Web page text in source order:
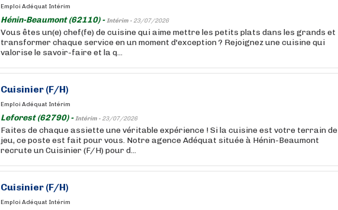
Emploi Adéquat Intérim
Hénin-Beaumont (62110) -Intérim - 23/07/2026
Vous êtes un(e) chef(fe) de cuisine qui aime mettre les petits plats dans les grands et
transformer chaque service en un moment d'exception ? Rejoignez une cuisine qui
valorise le savoir-faire et la q...
Cuisinier (F/H)
Emploi Adéquat Intérim
Leforest (62790) -Intérim - 23/07/2026
Faites de chaque assiette une véritable expérience ! Si la cuisine est votre terrain de
jeu, ce poste est fait pour vous. Notre agence Adéquat située à Hénin-Beaumont
recrute un Cuisinier (F/H) pour d...
Cuisinier (F/H)
Emploi Adéquat Intérim